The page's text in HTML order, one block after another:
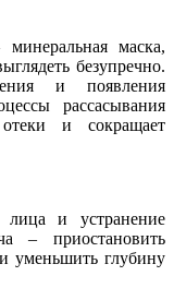
маска,
безупречно.
и появления
рассасывания
отеки и сокращает
и устранение
– приостановить
уменьшить глубину